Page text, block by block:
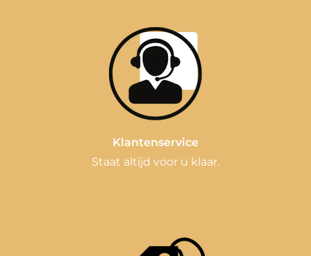
Klantenservice
Staat altijd voor u klaar.